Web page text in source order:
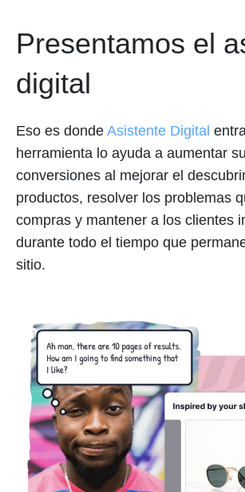
Presentamos el
digital
Eso es donde Asistente Digital
herramienta lo ayuda a aumentar
conversiones al mejorar el
productos, resolver los problemas
compras y mantener a los clientes
durante todo el tiempo que
sitio.